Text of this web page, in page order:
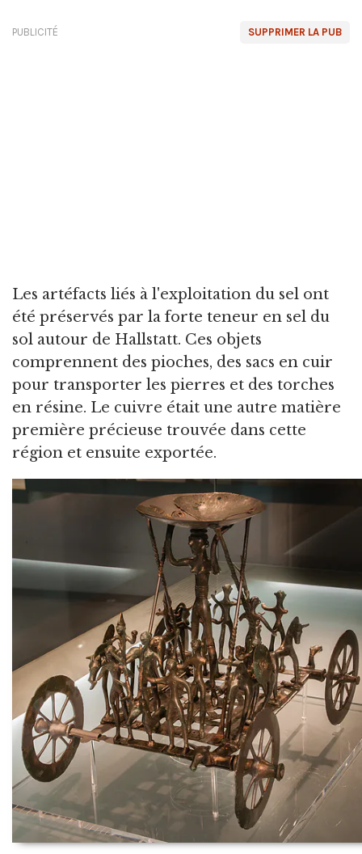
SUPPRIMER LA PUB
PUBLICITÉ
Les artéfacts liés à l'exploitation du sel ont
été préservés par la forte teneur en sel du
sol autour de Hallstatt. Ces objets
comprennent des pioches, des sacs en cuir
pour transporter les pierres et des torches
en résine. Le cuivre était une autre matière
première précieuse trouvée dans cette
région et ensuite exportée.